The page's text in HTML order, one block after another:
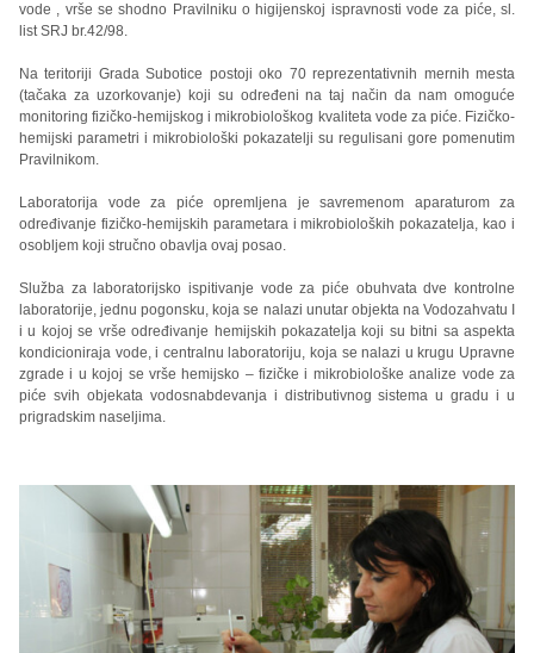
vode , vrše se shodno Pravilniku o higijenskoj ispravnosti vode za piće, sl.
list SRJ br.42/98.
Na teritoriji Grada Subotice postoji oko 70 reprezentativnih mernih mesta
(tačaka za uzorkovanje) koji su određeni na taj način da nam omoguće
monitoring fizičko-hemijskog i mikrobiološkog kvaliteta vode za piće. Fizičko-
hemijski parametri i mikrobiološki pokazatelji su regulisani gore pomenutim
Pravilnikom.
Laboratorija vode za piće opremljena je savremenom aparaturom za
određivanje fizičko-hemijskih parametara i mikrobioloških pokazatelja, kao i
osobljem koji stručno obavlja ovaj posao.
Služba za laboratorijsko ispitivanje vode za piće obuhvata dve kontrolne
laboratorije, jednu pogonsku, koja se nalazi unutar objekta na Vodozahvatu I
i u kojoj se vrše određivanje hemijskih pokazatelja koji su bitni sa aspekta
kondicioniraja vode, i centralnu laboratoriju, koja se nalazi u krugu Upravne
zgrade i u kojoj se vrše hemijsko – fizičke i mikrobiološke analize vode za
piće svih objekata vodosnabdevanja i distributivnog sistema u gradu i u
prigradskim naseljima.